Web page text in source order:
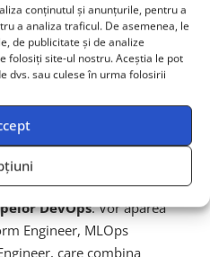
conținutul și anunțurile, pentru a
a analiza traficul. De asemenea, le
de publicitate și de analize
folosiți site-ul nostru. Aceștia le pot
dvs. sau culese în urma folosirii
AI: roluri
AI va reconfigura
DevOps. Vor aparea
Engineer, MLOps
care combina